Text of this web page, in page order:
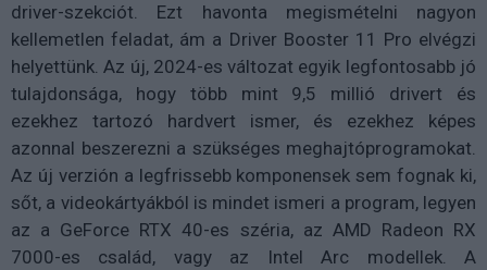
driver-szekciót. Ezt havonta megismételni nagyon
kellemetlen feladat, ám a Driver Booster 11 Pro elvégzi
helyettünk. Az új, 2024-es változat egyik legfontosabb jó
tulajdonsága, hogy több mint 9,5 millió drivert és
ezekhez tartozó hardvert ismer, és ezekhez képes
azonnal beszerezni a szükséges meghajtóprogramokat.
Az új verzión a legfrissebb komponensek sem fognak ki,
sőt, a videokártyákból is mindet ismeri a program, legyen
az a GeForce RTX 40-es széria, az AMD Radeon RX
7000-es család, vagy az Intel Arc modellek. A